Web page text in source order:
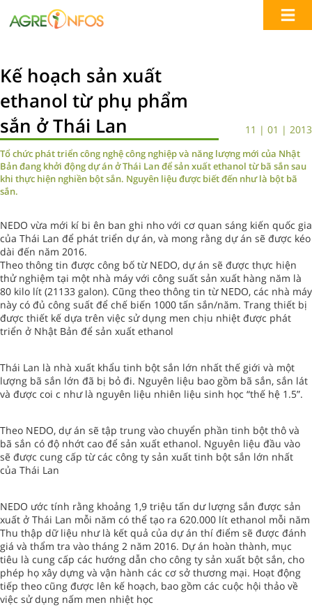
Kế hoạch sản xuất
ethanol từ phụ phẩm
sắn ở Thái Lan
11 | 01 | 2013
Tổ chức phát triển công nghệ công nghiệp và năng lượng mới của Nhật
Bản đang khởi động dự án ở Thái Lan để sản xuất ethanol từ bã sắn sau
khi thực hiện nghiền bột sắn. Nguyên liệu được biết đến như là bột bã
sắn.
NEDO vừa mới kí bi ên ban ghi nho với cơ quan sáng kiến quốc gia
của Thái Lan để phát triển dự án, và mong rằng dự án sẽ được kéo
dài đến năm 2016.
Theo thông tin được công bố từ NEDO, dự án sẽ được thực hiện
thử nghiệm tại một nhà máy với công suất sản xuất hàng năm là
80 kilo lít (21133 galon). Cũng theo thông tin từ NEDO, các nhà máy
này có đủ công suất để chế biến 1000 tấn sắn/năm. Trang thiết bị
được thiết kế dựa trên việc sử dụng men chịu nhiệt được phát
triển ở Nhật Bản để sản xuất ethanol
Thái Lan là nhà xuất khẩu tinh bột sắn lớn nhất thế giới và một
lượng bã sắn lớn đã bị bỏ đi. Nguyên liệu bao gồm bã sắn, sắn lát
và được coi c như là nguyên liệu nhiên liệu sinh học “thế hệ 1.5”.
Theo NEDO, dự án sẽ tập trung vào chuyển phần tinh bột thô và
bã sắn có độ nhớt cao để sản xuất ethanol. Nguyên liệu đầu vào
sẽ được cung cấp từ các công ty sản xuất tinh bột sắn lớn nhất
của Thái Lan
NEDO ước tính rằng khoảng 1,9 triệu tấn dư lượng sắn được sản
xuất ở Thái Lan mỗi năm có thể tạo ra 620.000 lít ethanol mỗi năm
Thu thập dữ liệu như là kết quả của dự án thí điểm sẽ được đánh
giá và thẩm tra vào tháng 2 năm 2016. Dự án hoàn thành, mục
tiêu là cung cấp các hướng dẫn cho công ty sản xuất bột sắn, cho
phép họ xây dựng và vận hành các cơ sở thương mại. Hoạt động
tiếp theo cũng được lên kế hoạch, bao gồm các cuộc hội thảo về
việc sử dụng nấm men nhiệt học